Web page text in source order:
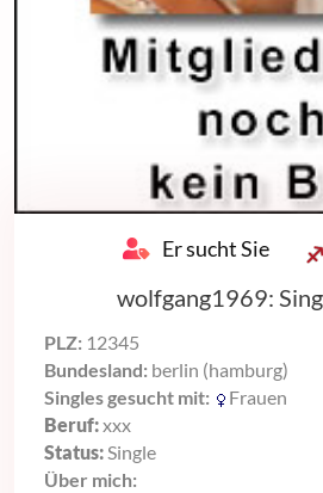
Er sucht Sie
wolfgang1969:
PLZ: 12345
Bundesland: berlin (hamburg)
Singles gesucht mit:
Frauen
Beruf:xxx
Status:Single
Über mich: